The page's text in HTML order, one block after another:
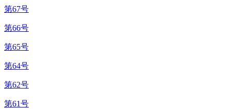
第67号
第66号
第65号
第64号
第62号
第61号